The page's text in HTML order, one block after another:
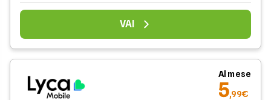
VAI
Al mese
5,99€